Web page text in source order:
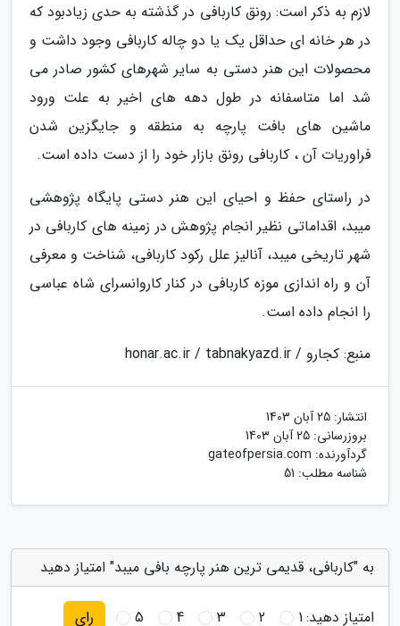
لازم به ذکر است: رونق کاربافی در گذشته به حدی زیادبود که
در هر خانه ای حداقل یک یا دو چاله کاربافی وجود داشت و
محصولات این هنر دستی به سایر شهرهای کشور صادر می
شد اما متاسفانه در طول دهه های اخیر به علت ورود
ماشین های بافت پارچه به منطقه و جایگزین شدن
فراوریات آن ، کاربافی رونق بازار خود را از دست داده است.
در راستای حفظ و احیای این هنر دستی پایگاه پژوهشی
میبد، اقداماتی نظیر انجام پژوهش در زمینه های کاربافی در
شهر تاریخی میبد، آنالیز علل رکود کاربافی، شناخت و معرفی
آن و راه اندازی موزه کاربافی در کنار کاروانسرای شاه عباسی
را انجام داده است.
منبع: کجارو / honar.ac.ir / tabnakyazd.ir
انتشار: 25 آبان 1403
بروزرسانی: 25 آبان 1403
گردآورنده: gateofpersia.com
شناسه مطلب: 51
به "کاربافی، قدیمی ترین هنر پارچه بافی میبد" امتیاز دهید
امتیاز دهید:1
2
3
4
5 رای